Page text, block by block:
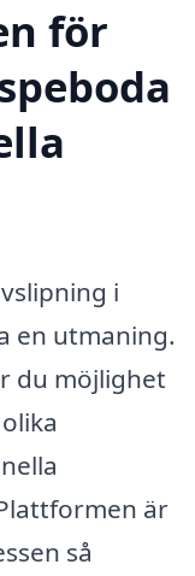
för
i
en utmaning.
du möjlighet
är
så